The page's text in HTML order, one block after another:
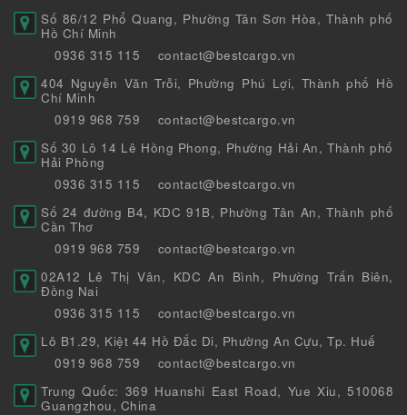
Số 86/12 Phổ Quang, Phường Tân Sơn Hòa, Thành phố
Hồ Chí Minh
0936 315 115
contact@bestcargo.vn
404 Nguyễn Văn Trỗi, Phường Phú Lợi, Thành phố Hồ
Chí Minh
0919 968 759
contact@bestcargo.vn
Số 30 Lô 14 Lê Hồng Phong, Phường Hải An, Thành phố
Hải Phòng
0936 315 115
contact@bestcargo.vn
Số 24 đường B4, KDC 91B, Phường Tân An, Thành phố
Cần Thơ
0919 968 759
contact@bestcargo.vn
02A12 Lê Thị Vân, KDC An Bình, Phường Trấn Biên,
Đồng Nai
0936 315 115
contact@bestcargo.vn
Lô B1.29, Kiệt 44 Hồ Đắc Di, Phường An Cựu, Tp. Huế
0919 968 759
contact@bestcargo.vn
Trung Quốc: 369 Huanshi East Road, Yue Xiu, 510068
Guangzhou, China